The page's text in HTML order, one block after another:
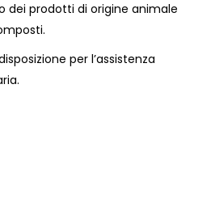
dei prodotti di origine animale
per l’assistenza